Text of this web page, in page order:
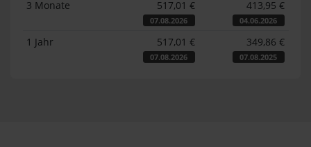
3 Monate 517,01 €
07.08.2026
413,95 €
04.06.2026
1 Jahr 517,01 €
07.08.2026
349,86 €
07.08.2025